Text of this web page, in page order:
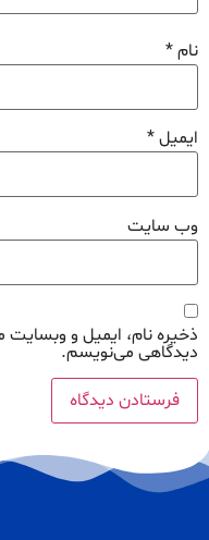
نام*
ایمیل*
وب‌ سایت
ذخیره نام، ایمیل و وبسایت
دیدگاهی می‌نویسم.